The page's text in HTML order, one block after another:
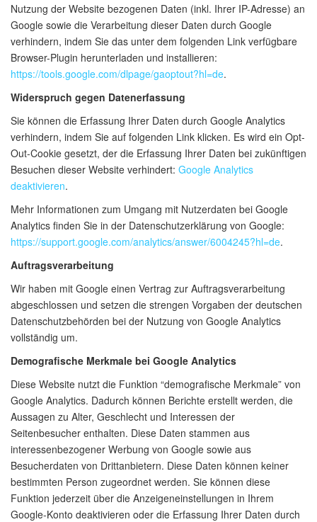
Nutzung der Website bezogenen Daten (inkl. Ihrer IP-Adresse) an
Google sowie die Verarbeitung dieser Daten durch Google
verhindern, indem Sie das unter dem folgenden Link verfügbare
Browser-Plugin herunterladen und installieren:
https://tools.google.com/dlpage/gaoptout?hl=de.
Widerspruch gegen Datenerfassung
Sie können die Erfassung Ihrer Daten durch Google Analytics
verhindern, indem Sie auf folgenden Link klicken. Es wird ein Opt-
Out-Cookie gesetzt, der die Erfassung Ihrer Daten bei zukünftigen
Besuchen dieser Website verhindert: Google Analytics
deaktivieren.
Mehr Informationen zum Umgang mit Nutzerdaten bei Google
Analytics finden Sie in der Datenschutzerklärung von Google:
https://support.google.com/analytics/answer/6004245?hl=de.
Auftragsverarbeitung
Wir haben mit Google einen Vertrag zur Auftragsverarbeitung
abgeschlossen und setzen die strengen Vorgaben der deutschen
Datenschutzbehörden bei der Nutzung von Google Analytics
vollständig um.
Demografische Merkmale bei Google Analytics
Diese Website nutzt die Funktion “demografische Merkmale” von
Google Analytics. Dadurch können Berichte erstellt werden, die
Aussagen zu Alter, Geschlecht und Interessen der
Seitenbesucher enthalten. Diese Daten stammen aus
interessenbezogener Werbung von Google sowie aus
Besucherdaten von Drittanbietern. Diese Daten können keiner
bestimmten Person zugeordnet werden. Sie können diese
Funktion jederzeit über die Anzeigeneinstellungen in Ihrem
Google-Konto deaktivieren oder die Erfassung Ihrer Daten durch